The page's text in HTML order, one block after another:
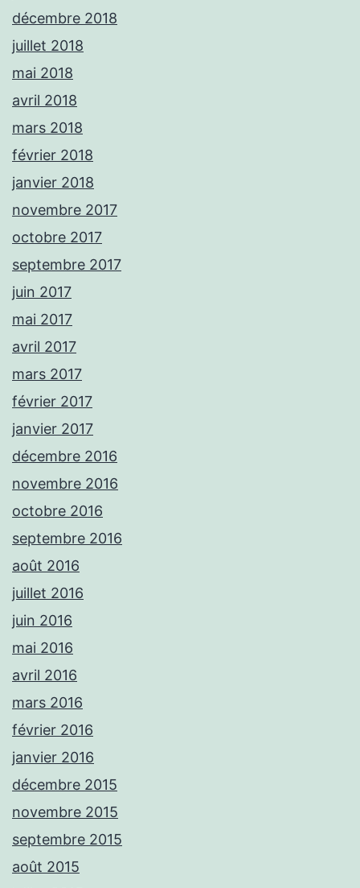
décembre 2018
juillet 2018
mai 2018
avril 2018
mars 2018
février 2018
janvier 2018
novembre 2017
octobre 2017
septembre 2017
juin 2017
mai 2017
avril 2017
mars 2017
février 2017
janvier 2017
décembre 2016
novembre 2016
octobre 2016
septembre 2016
août 2016
juillet 2016
juin 2016
mai 2016
avril 2016
mars 2016
février 2016
janvier 2016
décembre 2015
novembre 2015
septembre 2015
août 2015